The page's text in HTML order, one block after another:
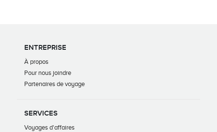
ENTREPRISE
À propos
Pour nous joindre
Partenaires de voyage
SERVICES
Voyages d'affaires